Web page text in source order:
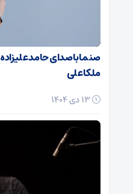
صنما با صدای حامد
ملکا علی